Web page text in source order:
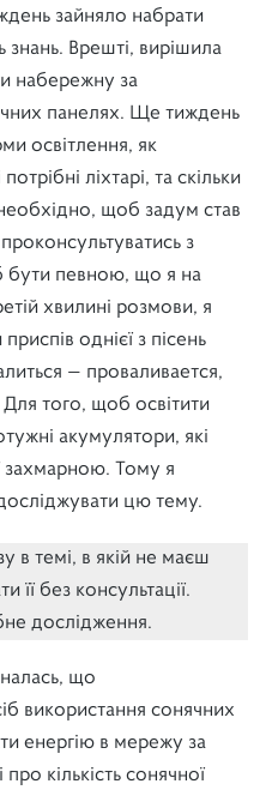
зайняло набрати
знань. Врешті, вирішила
набережну за
панелях. Ще тиждень
освітлення, як
ліхтарі, та скільки
щоб задум став
з
бути певною, що я на
хвилині розмови, я
однієї з пісень
— проваливается,
того, щоб освітити
акумулятори, які
захмарною. Тому я
цю тему.
в темі, в якій не маєш
її без консультації.
дослідження.
що
використання сонячних
енергію в мережу за
кількість сонячної